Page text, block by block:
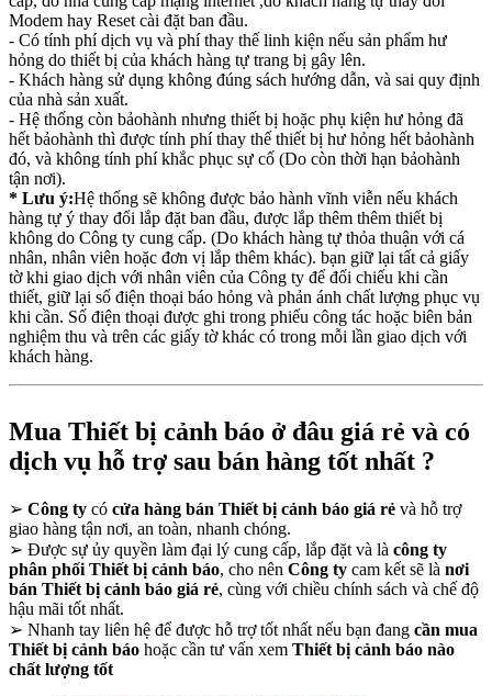
Modem hay Reset cài đặt ban đầu.
- Có tính phí dịch vụ và phí thay thế linh kiện nếu sản phẩm hư
hỏng do thiết bị của khách hàng tự trang bị gây lên.
- Khách hàng sử dụng không đúng sách hướng dẫn, và sai quy định
của nhà sản xuất.
- Hệ thống còn bảohành nhưng thiết bị hoặc phụ kiện hư hỏng đã
hết bảohành thì được tính phí thay thế thiết bị hư hỏng hết bảohành
đó, và không tính phí khắc phục sự cố (Do còn thời hạn bảohành
tận nơi).
* Lưu ý:Hệ thống sẽ không được bảo hành vĩnh viễn nếu khách
hàng tự ý thay đổi lắp đặt ban đầu, được lắp thêm thêm thiết bị
không do Công ty cung cấp. (Do khách hàng tự thỏa thuận với cá
nhân, nhân viên hoặc đơn vị lắp thêm khác). bạn giữ lại tất cả giấy
tờ khi giao dịch với nhân viên của Công ty để đối chiếu khi cần
thiết, giữ lại số điện thoại báo hỏng và phản ánh chất lượng phục vụ
khi cần. Số điện thoại được ghi trong phiếu công tác hoặc biên bản
nghiệm thu và trên các giấy tờ khác có trong mỗi lần giao dịch với
khách hàng.
Mua Thiết bị cảnh báo ở đâu giá rẻ và có
dịch vụ hỗ trợ sau bán hàng tốt nhất ?
➢ Công ty có cửa hàng bán Thiết bị cảnh báo giá rẻ và hỗ trợ
giao hàng tận nơi, an toàn, nhanh chóng.
➢ Được sự ủy quyền làm đại lý cung cấp, lắp đặt và là công ty
phân phối Thiết bị cảnh báo, cho nên Công ty cam kết sẽ là nơi
bán Thiết bị cảnh báo giá rẻ, cùng với chiều chính sách và chế độ
hậu mãi tốt nhất.
➢ Nhanh tay liên hệ để được hỗ trợ tốt nhất nếu bạn đang cần mua
Thiết bị cảnh báo hoặc cần tư vấn xem Thiết bị cảnh báo nào
chất lượng tốt